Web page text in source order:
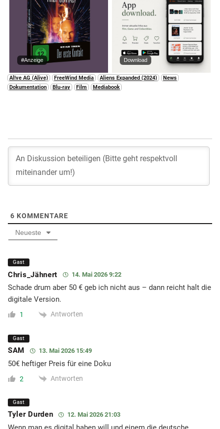
#Anzeige Download
Al!ve AG (Alive) FreeWind Media Aliens Expanded (2024)
News
Dokumentation
Blu-ray Film Mediabook
6 KOMMENTARE
Neueste
Gast
Chris_Jähnert 14. Mai 2026 9:22
Schade drum aber 50 € geb ich nicht aus – dann reicht halt die
digitale Version.
1 Antworten
Gast
SAM 13. Mai 2026 15:49
50€ heftiger Preis für eine Doku
2 Antworten
Gast
Tyler Durden 12. Mai 2026 21:03